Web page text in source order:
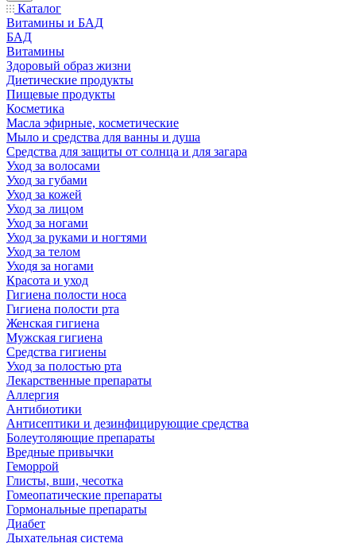
Каталог
Витамины и БАД
БАД
Витамины
Здоровый образ жизни
Диетические продукты
Пищевые продукты
Косметика
Масла эфирные, косметические
Мыло и средства для ванны и душа
Средства для защиты от солнца и для загара
Уход за волосами
Уход за губами
Уход за кожей
Уход за лицом
Уход за ногами
Уход за руками и ногтями
Уход за телом
Уходя за ногами
Красота и уход
Гигиена полости носа
Гигиена полости рта
Женская гигиена
Мужская гигиена
Средства гигиены
Уход за полостью рта
Лекарственные препараты
Аллергия
Антибиотики
Антисептики и дезинфицирующие средства
Болеутоляющие препараты
Вредные привычки
Геморрой
Глисты, вши, чесотка
Гомеопатические препараты
Гормональные препараты
Диабет
Дыхательная система